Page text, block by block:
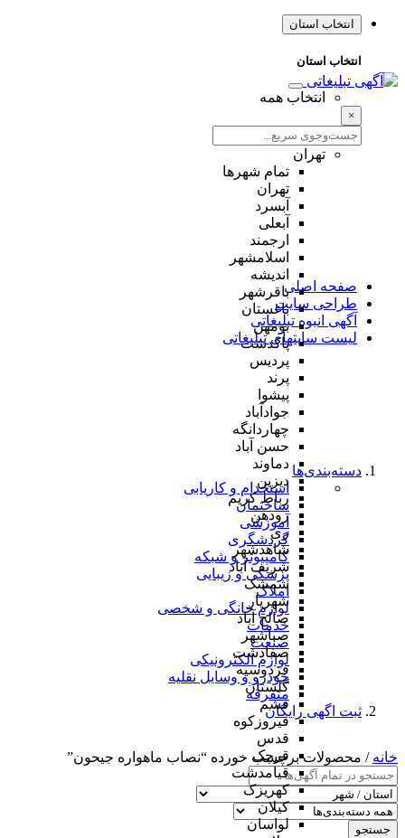
انتخاب استان
انتخاب استان
انتخاب همه
×
تهران
تمام شهر‌ها
تهران
آبسرد
آبعلی
ارجمند
اسلامشهر
اندیشه
باقرشهر
باغستان
بومهن
پاکدشت
پردیس
پرند
پیشوا
جوادآباد
چهاردانگه
حسن آباد
دماوند
دیزین
رباط کریم
رودهن
ری
شاهدشهر
شریف آباد
شمشک
شهریار
صالح آباد
صباشهر
صفادشت
فردوسیه
گلستان
فشم
فیروزکوه
قدس
قرچک
قیامدشت
کهریزک
کیلان
لواسان
صفحه اصلی
طراحی سایت
آگهی انبوه تبلیغاتی
لیست سایتهای تبلیغاتی
دسته‌بندی‌ها
استخدام و کاریابی
ساختمان
آموزشی
گردشگری
کامپیوتر و شبکه
پزشکی و زیبایی
املاک
لوازم خانگی و شخصی
خدمات
صنعت
لوازم الکترونیکی
خودرو و وسایل نقلیه
متفرقه
ثبت اگهی رایگان
خانه / محصولات برچسب خورده “نصاب ماهواره جیحون”
جستجو